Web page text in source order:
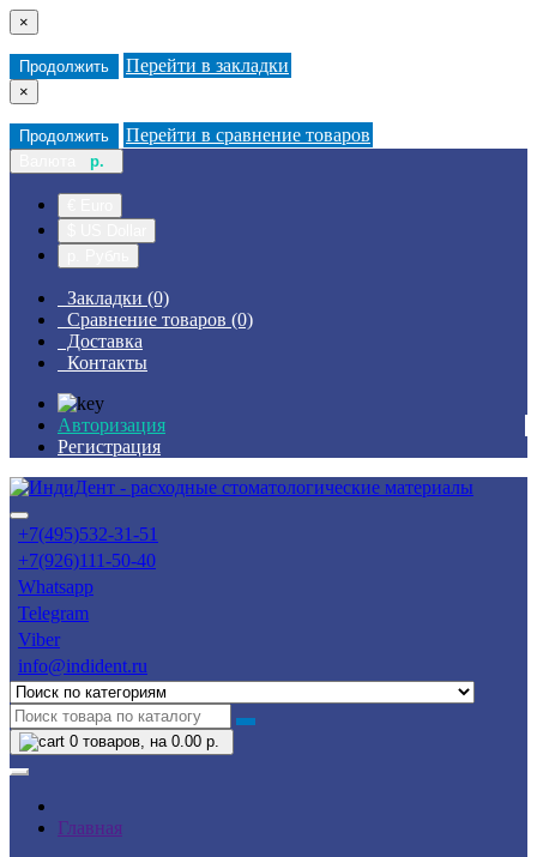
×
Продолжить Перейти в закладки
×
Продолжить Перейти в сравнение товаров
р.
Закладки (0)
Сравнение товаров (0)
Доставка
Контакты
Авторизация
Регистрация
+7(495)532-31-51
+7(926)111-50-40
Whatsapp
Telegram
Viber
info@indident.ru
0 товаров, на 0.00 р.
Главная